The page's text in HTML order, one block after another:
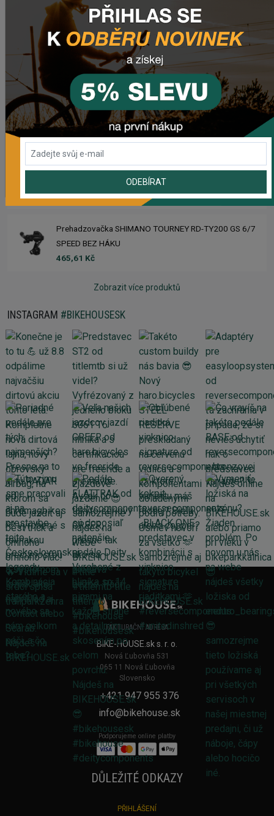
Zimušné Rukavice CHROMAG SIGNAL
1 104,44 Kč
Sedlo CHROMAG TRAILMASTER DT V2
2 223,62 Kč
Rebuild kit pedálov CHROMAG SYNTH
1 006,16 Kč
Náhradný gumový diel pre košík CRUSSIS YBC-01
Prehadzovačka SHIMANO TOURNEY RD-TY200 GS 6/7
SPEED BEZ HÁKU
465,61 Kč
Zobrazit více produktů
INSTAGRAM #BIKEHOUSESK
FAKTURAČNÍ ADRESA
BIKE-HOUSE.sk s. r. o.
Nová Ľubovňa 531
065 11 Nová Ľubovňa
Slovensko
+421 947 955 376
info@bikehouse.sk
Podporujeme online platby
DŮLEŽITÉ ODKAZY
PŘIHLÁŠENÍ
ODEBÍRAT